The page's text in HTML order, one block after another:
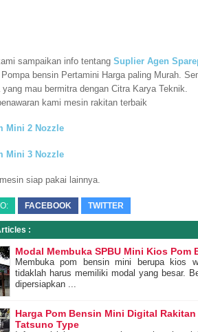
sampaikan info tentang Suplier Agen
Pompa bensin Pertamini Harga paling Murah.
mau bermitra dengan Citra Karya Teknik.
kami mesin rakitan terbaik
Mini 2 Nozzle
Mini 3 Nozzle
siap pakai lainnya.
FACEBOOK TWITTER
:
Modal Membuka SPBU Mini Kios Pom
Membuka pom bensin mini berupa kios
tidaklah harus memiliki modal yang besar.
dipersiapkan ...
Harga Pom Bensin Mini Digital
Tatsuno Type